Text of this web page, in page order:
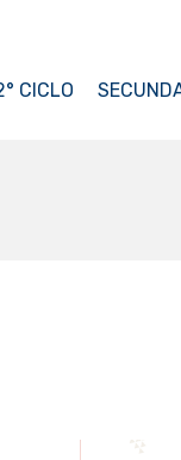
CICLO